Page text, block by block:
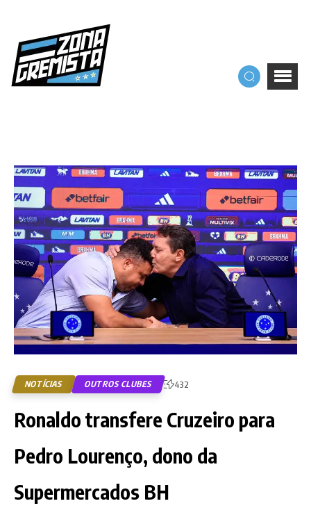
NOTÍCIAS OUTROS CLUBES 432
Ronaldo transfere Cruzeiro para
Pedro Lourenço, dono da
Supermercados BH